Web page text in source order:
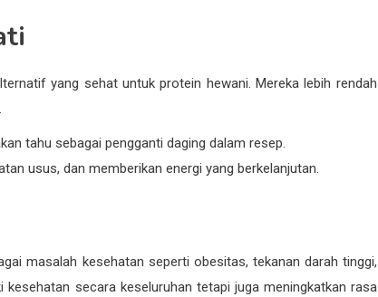
yang sehat untuk protein hewani. Mereka lebih rendah
tahu sebagai pengganti daging dalam resep.
usus, dan memberikan energi yang berkelanjutan.
masalah kesehatan seperti obesitas, tekanan darah tinggi,
secara keseluruhan tetapi juga meningkatkan rasa